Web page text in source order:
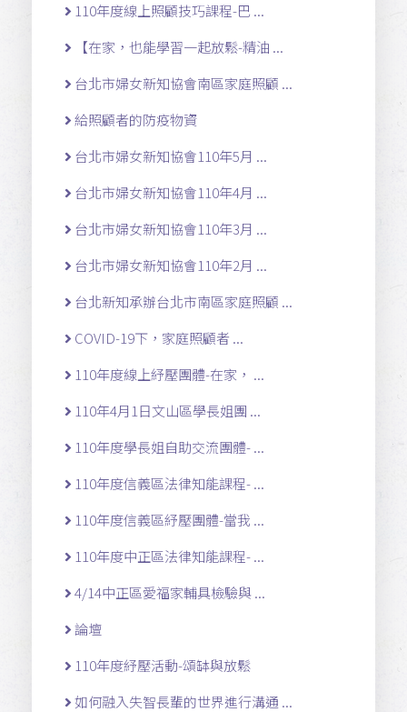
110年度線上照顧技巧課程-巴 ...
【在家，也能學習一起放鬆-精油 ...
台北市婦女新知協會南區家庭照顧 ...
給照顧者的防疫物資
台北市婦女新知協會110年5月 ...
台北市婦女新知協會110年4月 ...
台北市婦女新知協會110年3月 ...
台北市婦女新知協會110年2月 ...
台北新知承辦台北市南區家庭照顧 ...
COVID-19下，家庭照顧者 ...
110年度線上紓壓團體-在家， ...
110年4月1日文山區學長姐團 ...
110年度學長姐自助交流團體- ...
110年度信義區法律知能課程- ...
110年度信義區紓壓團體-當我 ...
110年度中正區法律知能課程- ...
4/14中正區愛福家輔具檢驗與 ...
論壇
110年度紓壓活動-頌缽與放鬆
如何融入失智長輩的世界進行溝通 ...